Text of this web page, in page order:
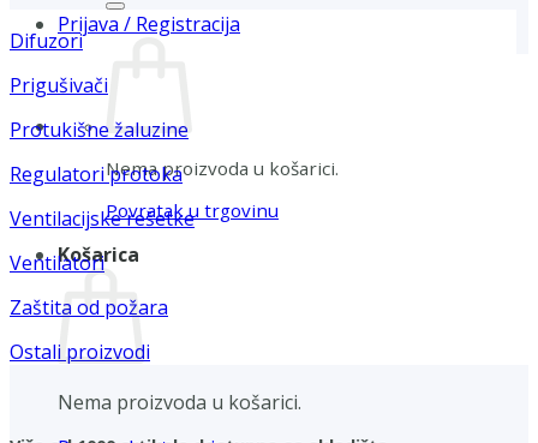
Prijava / Registracija
Nema proizvoda u košarici.
Povratak u trgovinu
Košarica
Nema proizvoda u košarici.
Difuzori
Prigušivači
Protukišne žaluzine
Regulatori protoka
Ventilacijske rešetke
Ventilatori
Zaštita od požara
Ostali proizvodi